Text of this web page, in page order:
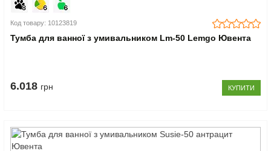
Код товару: 10123819
Тумба для ванної з умивальником Lm-50 Lemgo Ювента
6.018 грн КУПИТИ